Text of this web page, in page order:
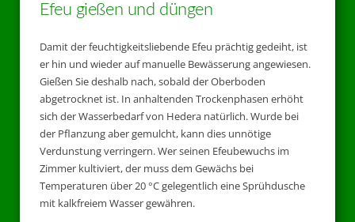
Efeu gießen und düngen
Damit der feuchtigkeitsliebende Efeu prächtig gedeiht, ist
er hin und wieder auf manuelle Bewässerung angewiesen.
Gießen Sie deshalb nach, sobald der Oberboden
abgetrocknet ist. In anhaltenden Trockenphasen erhöht
sich der Wasserbedarf von Hedera natürlich. Wurde bei
der Pflanzung aber gemulcht, kann dies unnötige
Verdunstung verringern. Wer seinen Efeubewuchs im
Zimmer kultiviert, der muss dem Gewächs bei
Temperaturen über 20 °C gelegentlich eine Sprühdusche
mit kalkfreiem Wasser gewähren.